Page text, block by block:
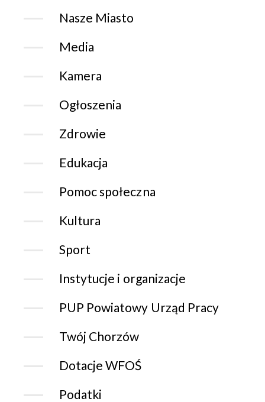
Nasze Miasto
Media
Kamera
Ogłoszenia
Zdrowie
Edukacja
Pomoc społeczna
Kultura
Sport
Instytucje i organizacje
PUP Powiatowy Urząd Pracy
Twój Chorzów
Dotacje WFOŚ
Podatki